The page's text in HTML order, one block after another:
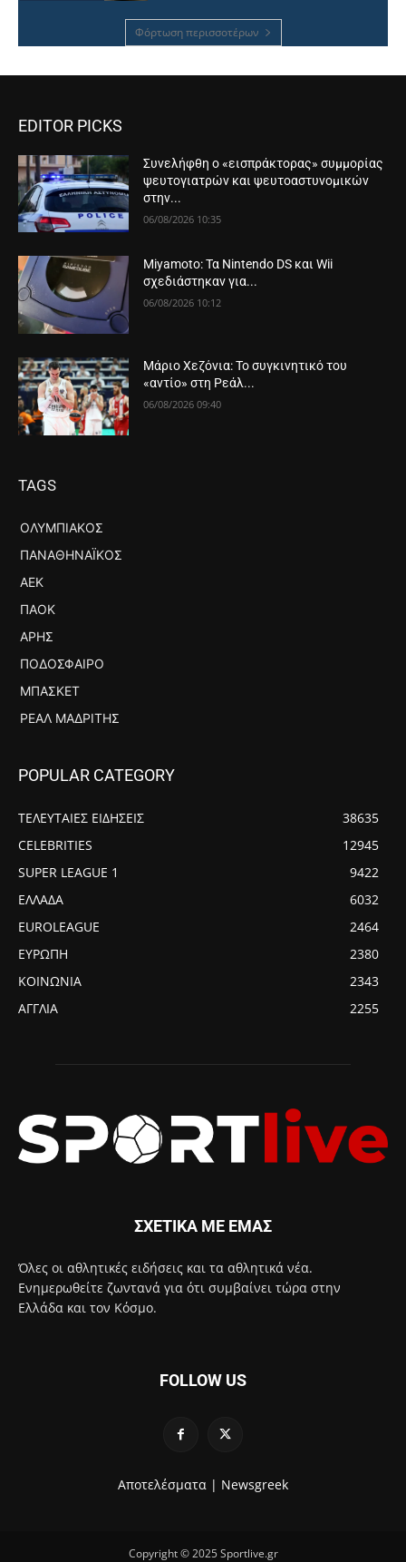
Φόρτωση περισσοτέρων
EDITOR PICKS
Συνελήφθη ο «εισπράκτορας» συμμορίας
ψευτογιατρών και ψευτοαστυνομικών
στην...
06/08/2026 10:35
Miyamoto: Τα Nintendo DS και Wii
σχεδιάστηκαν για...
06/08/2026 10:12
Μάριο Χεζόνια: Το συγκινητικό του
«αντίο» στη Ρεάλ...
06/08/2026 09:40
TAGS
ΟΛΥΜΠΙΑΚΌΣ
ΠΑΝΑΘΗΝΑΪΚΌΣ
ΑΕΚ
ΠΑΟΚ
ΆΡΗΣ
ΠΟΔΌΣΦΑΙΡΟ
ΜΠΆΣΚΕΤ
ΡΕΆΛ ΜΑΔΡΊΤΗΣ
POPULAR CATEGORY
ΤΕΛΕΥΤΑΙΕΣ ΕΙΔΗΣΕΙΣ
38635
CELEBRITIES
12945
SUPER LEAGUE 1
9422
ΕΛΛΑΔΑ
6032
EUROLEAGUE
2464
ΕΥΡΩΠΗ
2380
ΚΟΙΝΩΝΙΑ
2343
ΑΓΓΛΙΑ
2255
ΣΧΕΤΙΚΑ ΜΕ ΕΜΑΣ
Όλες οι αθλητικές ειδήσεις και τα αθλητικά νέα.
Ενημερωθείτε ζωντανά για ότι συμβαίνει τώρα στην
Ελλάδα και τον Κόσμο.
FOLLOW US
Αποτελέσματα | Newsgreek
Copyright © 2025 Sportlive.gr